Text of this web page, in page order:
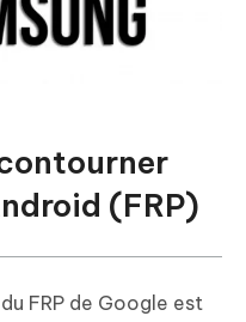
(FRP)
FRP de Google est